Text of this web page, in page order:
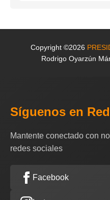
Copyright ©2026
Rodrigo Oyarzún
Síguenos en
Mantente conectado con
redes sociales
Facebook